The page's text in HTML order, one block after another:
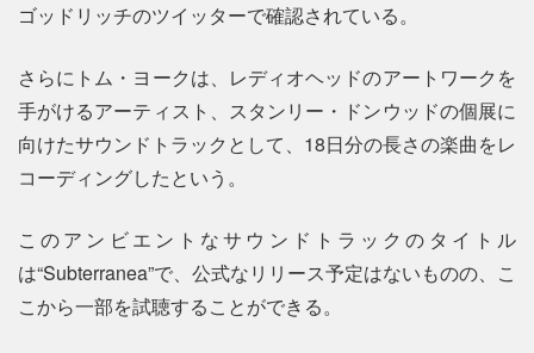
ゴッドリッチのツイッターで確認されている。
さらにトム・ヨークは、レディオヘッドのアートワークを
手がけるアーティスト、スタンリー・ドンウッドの個展に
向けたサウンドトラックとして、18日分の長さの楽曲をレ
コーディングしたという。
このアンビエントなサウンドトラックのタイトル
は“Subterranea”で、公式なリリース予定はないものの、こ
こから一部を試聴することができる。